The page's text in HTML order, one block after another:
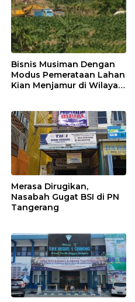
Bisnis Musiman Dengan
Modus Pemerataan Lahan
Kian Menjamur di Wilayah
Merasa Dirugikan,
Nasabah Gugat BSI di PN
Tangerang